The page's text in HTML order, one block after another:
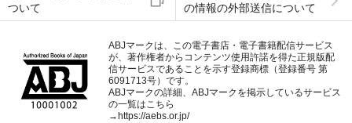
ついて
の情報の外部送信について
ABJマークは、この電子書店・電子書籍配信サービス
が、著作権者からコンテンツ使用許諾を得た正規版配
信サービスであることを示す登録商標（登録番号 第
6091713号）です。
ABJマークの詳細、ABJマークを掲示しているサービス
の一覧はこちら
→ https://aebs.or.jp/